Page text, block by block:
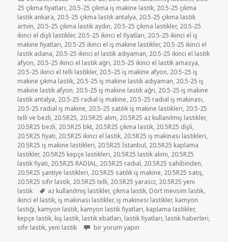
tarihi
25 çıkma fiyatları, 20.5-25 çıkma iş makine lastik, 20.5-25 çıkma
lastik ankara, 20.5-25 çıkma lastik antalya, 20.5-25 çıkma lastik
artvin, 20.5-25 çıkma lastik aydın, 20.5-25 çıkma lastikler, 20.5-25
ikinci el dişli lastikler, 20.5-25 ikinci el fiyatları, 20.5-25 ikinci el iş
makine fiyatları, 20.5-25 ikinci el iş makine lastikler, 20.5-25 ikinci el
lastik adana, 20.5-25 ikinci el lastik adıyaman, 20.5-25 ikinci el lastik
afyon, 20.5-25 ikinci el lastik ağrı, 20.5-25 ikinci el lastik amasya,
20.5-25 ikinci el telli lastikler, 20.5-25 iş makine afyon, 20.5-25 iş
makine çıkma lastik, 20.5-25 iş makine lastik adıyaman, 20.5-25 iş
makine lastik afyon, 20.5-25 iş makine lastik ağrı, 20.5-25 iş makine
lastik antalya, 20.5-25 radial iş makine, 20.5-25 radıal iş makinası,
20.5-25 radıal iş makine, 20.5-25 satılık iş makine lastikleri, 20.5-25
telli ve bezli, 20.5R25, 20.5R25 alım, 20.5R25 az kullanılmış lastikler,
20.5R25 bezli, 20.5R25 bkt, 20.5R25 çıkma lastik, 20.5R25 dişli,
20.5R25 fiyatı, 20.5R25 ikinci el lastik, 20.5R25 iş makinası lastikleri,
20.5R25 iş makine lastikleri, 20.5R25 İstanbul, 20.5R25 kaplama
lastikler, 20.5R25 kepçe lastikleri, 20.5R25 lastik alımı, 20.5R25
lastik fiyatı, 20.5R25 RADIAL, 20.5R25 radıal, 20.5R25 sahibinden,
20.5R25 şantiye lastikleri, 20.5R25 satılık iş makine, 20.5R25 satış,
20.5R25 sıfır lastik, 20.5R25 telli, 20.5R25 yarasız, 20.5R25 yeni
lastik
Etiketler
az kullanılmış lastikler, çıkma lastik, Dört mevsim lastik,
ikinci el lastik, iş makinası lastikler, iş makinesi lastikler, kamyon
lastiği, kamyon lastik, kamyon lastik fiyatları, kaplama lastikler,
kepçe lastik, kış lastik, lastik ebatları, lastik fiyatları, lastik haberleri,
sıfır lastik,yeni lastik İŞ MAKİNESİ LASTİKLER 20.5-25 için
bir yorum yapın